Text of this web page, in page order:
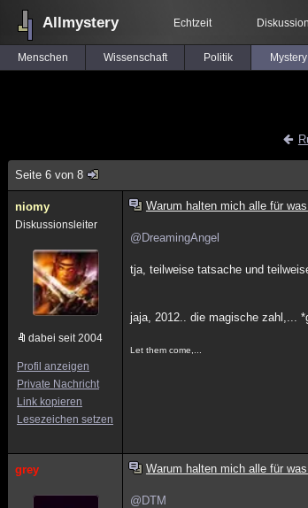
Allmystery Echtzeit
Menschen Wissenschaft Politik Mystery
Seite 6 von 8
niomy
Diskussionsleiter
dabei seit 2004
Profil anzeigen
Private Nachricht
Link kopieren
Lesezeichen setzen
Warum halten mich alle für
@DreamingAngel
tja, teilweise tatsache und
jaja, 2012.. die magische zahl,...
Let them come,...
grey Warum halten mich alle für
@DTM